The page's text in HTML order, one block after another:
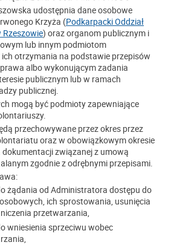
udostępnia dane osobowe
Krzyża (Podkarpacki Oddział
Rzeszowie) orazorganom publicznym i
lub innym podmiotom
otrzymania na podstawie przepisów
albo wykonującym zadania
publicznym lub w ramach
publicznej.
mogą być podmioty zapewniające
przechowywane przez okres przez
oraz w obowiązkowym okresie
związanej z umową
zgodnie z odrębnymi przepisami.
żądania od Administratora dostępu do
ich sprostowania, usunięcia
przetwarzania,
wniesienia sprzeciwu wobec